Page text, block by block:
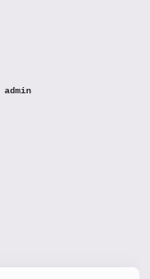
admin